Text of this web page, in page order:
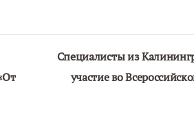
Специалисты из
участие во